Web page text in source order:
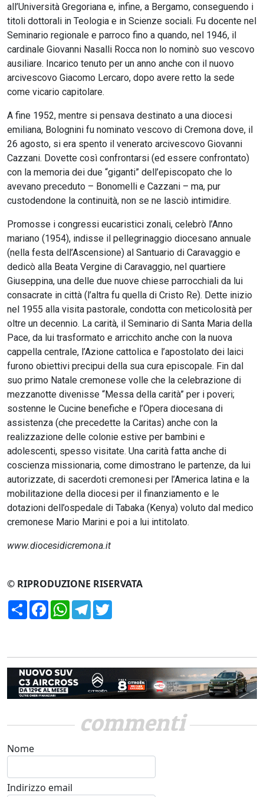
all’Università Gregoriana e, infine, a Bergamo, conseguendo i
titoli dottorali in Teologia e in Scienze sociali. Fu docente nel
Seminario regionale e parroco fino a quando, nel 1946, il
cardinale Giovanni Nasalli Rocca non lo nominò suo vescovo
ausiliare. Incarico tenuto per un anno anche con il nuovo
arcivescovo Giacomo Lercaro, dopo avere retto la sede
come vicario capitolare.
A fine 1952, mentre si pensava destinato a una diocesi
emiliana, Bolognini fu nominato vescovo di Cremona dove, il
26 agosto, si era spento il venerato arcivescovo Giovanni
Cazzani. Dovette così confrontarsi (ed essere confrontato)
con la memoria dei due “giganti” dell’episcopato che lo
avevano preceduto – Bonomelli e Cazzani – ma, pur
custodendone la continuità, non se ne lasciò intimidire.
Promosse i congressi eucaristici zonali, celebrò l’Anno
mariano (1954), indisse il pellegrinaggio diocesano annuale
(nella festa dell’Ascensione) al Santuario di Caravaggio e
dedicò alla Beata Vergine di Caravaggio, nel quartiere
Giuseppina, una delle due nuove chiese parrocchiali da lui
consacrate in città (l’altra fu quella di Cristo Re). Dette inizio
nel 1955 alla visita pastorale, condotta con meticolosità per
oltre un decennio. La carità, il Seminario di Santa Maria della
Pace, da lui trasformato e arricchito anche con la nuova
cappella centrale, l’Azione cattolica e l’apostolato dei laici
furono obiettivi precipui della sua cura episcopale. Fin dal
suo primo Natale cremonese volle che la celebrazione di
mezzanotte divenisse “Messa della carità” per i poveri;
sostenne le Cucine benefiche e l’Opera diocesana di
assistenza (che precedette la Caritas) anche con la
realizzazione delle colonie estive per bambini e
adolescenti, spesso visitate. Una carità fatta anche di
coscienza missionaria, come dimostrano le partenze, da lui
autorizzate, di sacerdoti cremonesi per l’America latina e la
mobilitazione della diocesi per il finanziamento e le
dotazioni dell’ospedale di Tabaka (Kenya) voluto dal medico
cremonese Mario Marini e poi a lui intitolato.
www.diocesidicremona.it
© RIPRODUZIONE RISERVATA
CondividiFacebookWhatsApp
Telegram
commenti
Nome
Indirizzo email